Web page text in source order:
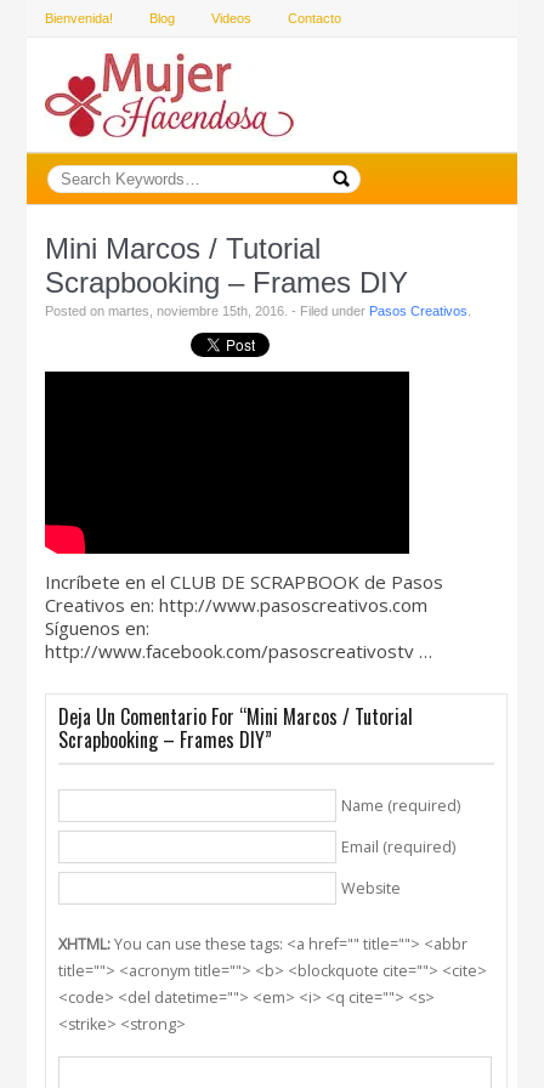
Bienvenida! Blog Videos Contacto
Mini Marcos / Tutorial
Scrapbooking – Frames DIY
Posted on martes, noviembre 15th, 2016. - Filed under Pasos Creativos
Incríbete en el CLUB DE SCRAPBOOK de Pasos
Creativos en: http://www.pasoscreativos.com
Síguenos en:
http://www.facebook.com/pasoscreativostv …
Deja Un Comentario For “Mini Marcos / Tutorial
Scrapbooking – Frames DIY”
Name (required)
Email (required)
Website
XHTML:You can use these tags: <a href="" title=""> <abbr
title=""> <acronym title=""> <b> <blockquote cite=""> <cite>
<code> <del datetime=""> <em> <i> <q cite=""> <s>
<strike> <strong>